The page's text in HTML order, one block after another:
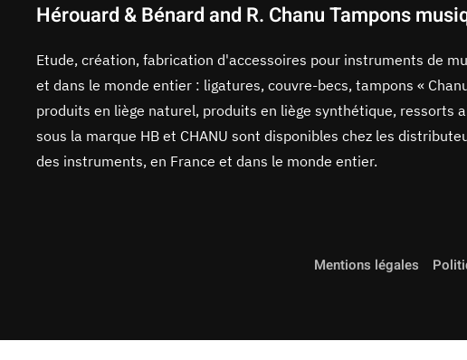
Hérouard & Bénard and R. Chanu Tampons
Etude, création, fabrication d'accessoires pour instruments de
et dans le monde entier : ligatures, couvre-becs, tampons «
produits en liège naturel, produits en liège synthétique, ressorts
sous la marque HB et CHANU sont disponibles chez les
des instruments, en France et dans le monde entier.
Mentions légales